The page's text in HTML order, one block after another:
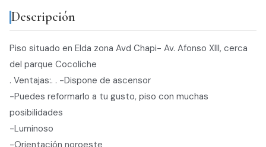
Descripción
Piso situado en Elda zona Avd Chapi- Av. Afonso XIII, cerca
del parque Cocoliche
. Ventajas:. . -Dispone de ascensor
-Puedes reformarlo a tu gusto, piso con muchas
posibilidades
-Luminoso